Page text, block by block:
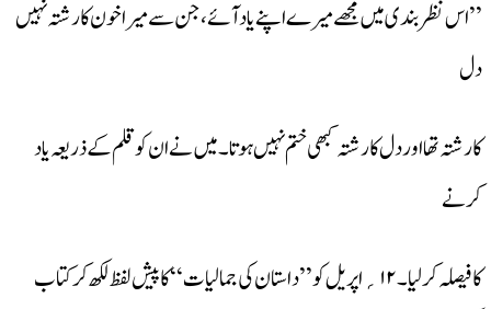
’’ اس نظر بندی میں مجھے میرے اپنے یاد آئے،جن سے میرا خون کا رشتہ نہیں
دل
کا رشتہ تھا اور دل کا رشتہ کبھی ختم نہیں ہوتا۔میں نے ان کو قلم کے ذریعہ یاد
کرنے
کا فیصلہ کر لیا۔۱۲؍ اپریل کو’’داستان کی جمالیات‘‘کا پیش لفظ لکھ کر کتاب